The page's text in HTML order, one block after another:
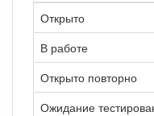
Открыто
В работе
Открыто повторно
Ожидание